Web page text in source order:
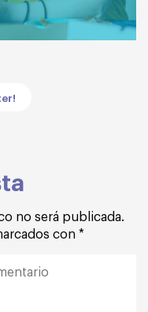
no será publicada.
con *